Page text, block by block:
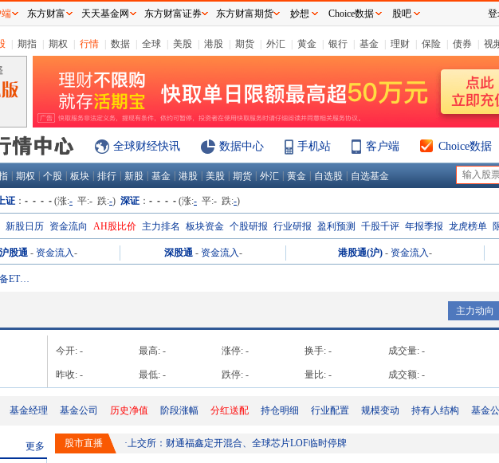
期指 期权 行情 数据 全球 美股 港股 期货 外汇 黄金 银行 基金 理财 保险 债券 视
全球财经快讯 数据中心 手机站 客户端 Choice数据
期权 个股 板块 排行 新股 基金 港股 美股 期货 外汇 黄金 自选股 自选基金
证 ： - - - - (涨:- 平:- 跌:-) 深证 ： - - - - (涨:- 平:- 跌:-)
新股日历 资金流向 AH股比价 主力排名 板块资金 个股研报 行业研报 盈利预测 千股千评 年报季报 龙虎榜单
沪股通 - 资金流入- 深股通 - 资金流入- 港股通(沪) - 资金流入-
科创半导体设备ETF华泰柏瑞
主力动向
今开: - 最高: - 涨停: - 换手: - 成交量: -
昨收: - 最低: - 跌停: - 量比: - 成交额: -
基金经理 基金公司 历史净值 阶段涨幅 分红送配 持仓明细 行业配置 规模变动 持有人结构 基金
更多 股市直播 ·上交所：财通福鑫定开混合、全球芯片LOF临时停牌
东方财富 天天基金网 东方财富证券 东方财富期货 妙想 Choice数据 股吧